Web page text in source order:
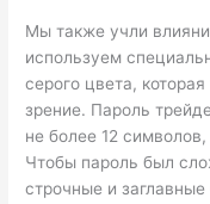
Мы также учли
используем
серого цвета,
зрение. Пароль
не более 12
Чтобы пароль был
строчные и